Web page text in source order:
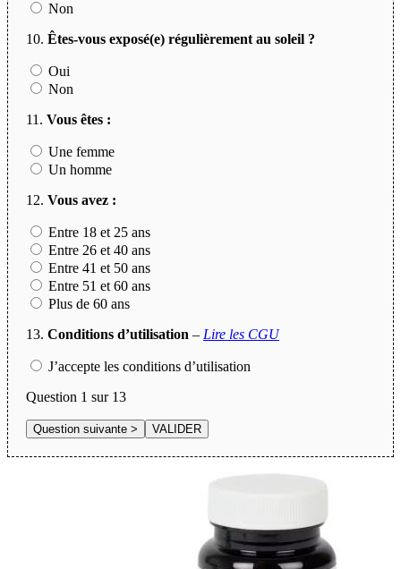
Non
10. Êtes-vous exposé(e) régulièrement au soleil ?
Oui
Non
11. Vous êtes :
Une femme
Un homme
12. Vous avez :
Entre 18 et 25 ans
Entre 26 et 40 ans
Entre 41 et 50 ans
Entre 51 et 60 ans
Plus de 60 ans
13. Conditions d’utilisation – Lire les CGU
J’accepte les conditions d’utilisation
Question 1 sur 13